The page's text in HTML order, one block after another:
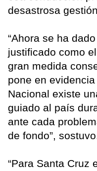
desastrosa
“Ahora se ha
justificado como
gran medida
pone en
Nacional existe
guiado al país
ante cada
de fondo”,
“Para Santa Cruz